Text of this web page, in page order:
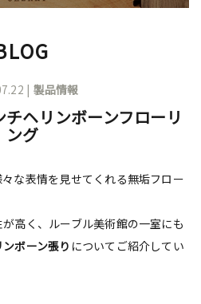
| 製品情報
ヘリンボーンフローリ
ング
な表情を見せてくれる無垢フロー
高く、ルーブル美術館の一室にも
ボーン張り についてご紹介してい